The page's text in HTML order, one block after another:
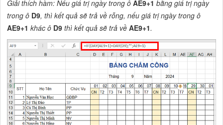
Giải thích hàm: Nếu giá trị ngày trong ôAE9+1 bằng giá trị ngày
trong ô D9, thì kết quả sẽ trả về rỗng, nếu giá trị ngày trong ô
AE9+1 khác ô D9 thì kết quả sẽ trả vềAE9+1.